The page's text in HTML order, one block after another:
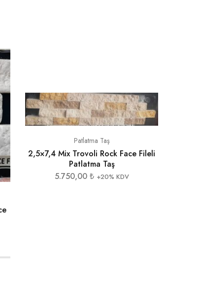
Patlatma Taş
2,5×7,4 Mix Trovoli Rock Face Fileli
Patlatma Taş
5.750,00 ₺ +20% KDV